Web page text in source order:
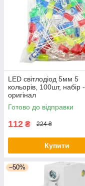
LED світлодіод 5мм 5
кольорів, 100шт, набір -
оригінал
Готово до відправки
112 ₴ 224 ₴
Купити
–50%